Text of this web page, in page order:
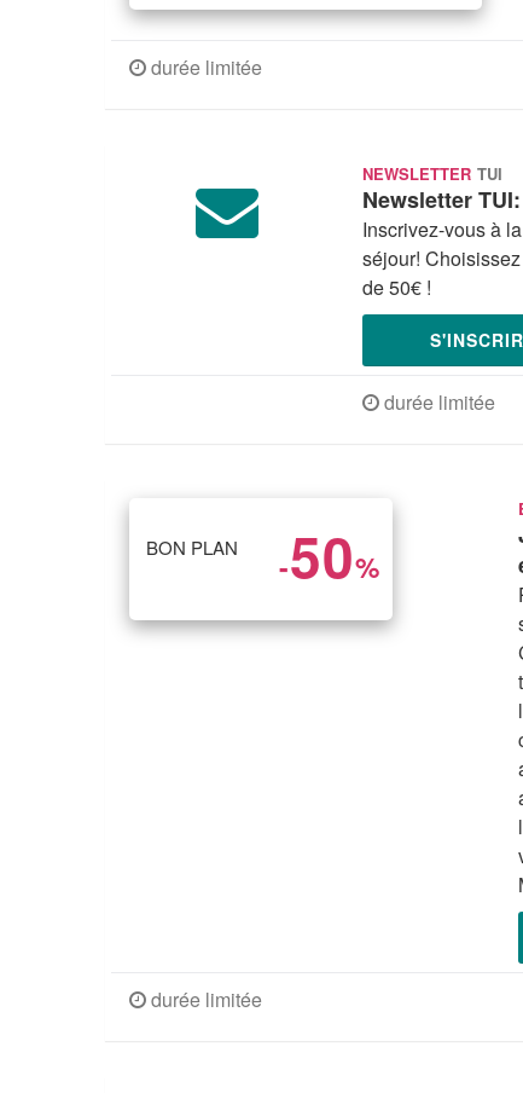
durée limitée
NEWSLETTER TUI
Newsletter
Inscrivez-vous à
séjour!
de 50€ !
durée limitée
BON PLAN -50%
durée limitée